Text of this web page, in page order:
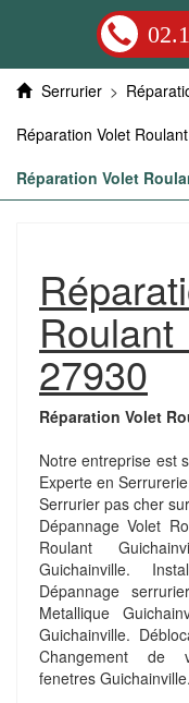
Serrurier >
Réparation Volet
Réparation Volet
27930
Réparation Volet
Notre entreprise est
Experte en
Serrurier pas cher
Dépannage Volet
Roulant
Guichainville.
Dépannage
Metallique
Guichainville.
Changement de
fenetres Guichainville.